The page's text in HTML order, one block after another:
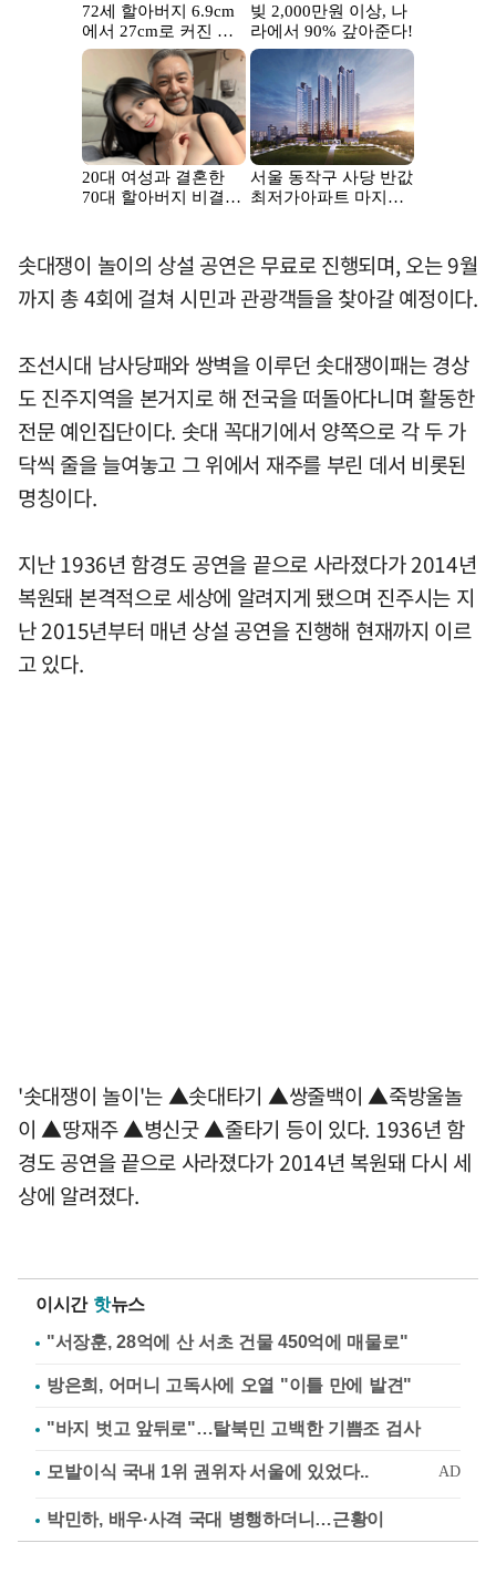
솟대쟁이 놀이의 상설 공연은 무료로 진행되며, 오는 9월
까지 총 4회에 걸쳐 시민과 관광객들을 찾아갈 예정이다.
조선시대 남사당패와 쌍벽을 이루던 솟대쟁이패는 경상
도 진주지역을 본거지로 해 전국을 떠돌아다니며 활동한
전문 예인집단이다. 솟대 꼭대기에서 양쪽으로 각 두 가
닥씩 줄을 늘여놓고 그 위에서 재주를 부린 데서 비롯된
명칭이다.
지난 1936년 함경도 공연을 끝으로 사라졌다가 2014년
복원돼 본격적으로 세상에 알려지게 됐으며 진주시는 지
난 2015년부터 매년 상설 공연을 진행해 현재까지 이르
고 있다.
'솟대쟁이 놀이'는 ▲솟대타기 ▲쌍줄백이 ▲죽방울놀
이 ▲땅재주 ▲병신굿 ▲줄타기 등이 있다. 1936년 함
경도 공연을 끝으로 사라졌다가 2014년 복원돼 다시 세
상에 알려졌다.
이시간 핫뉴스
"서장훈, 28억에 산 서초 건물 450억에 매물로"
방은희, 어머니 고독사에 오열 "이틀 만에 발견"
"바지 벗고 앞뒤로"…탈북민 고백한 기쁨조 검사
박민하, 배우·사격 국대 병행하더니…근황이